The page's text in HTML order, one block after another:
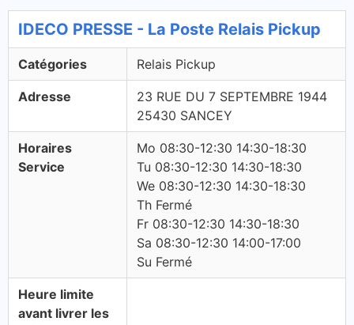
IDECO PRESSE - La Poste Relais Pickup
Catégories Relais Pickup
Adresse
23 RUE DU 7 SEPTEMBRE 1944
25430 SANCEY
Horaires
Service
Mo 08:30-12:30 14:30-18:30
Tu 08:30-12:30 14:30-18:30
We 08:30-12:30 14:30-18:30
Th Fermé
Fr 08:30-12:30 14:30-18:30
Sa 08:30-12:30 14:00-17:00
Su Fermé
Heure limite
avant livrer les